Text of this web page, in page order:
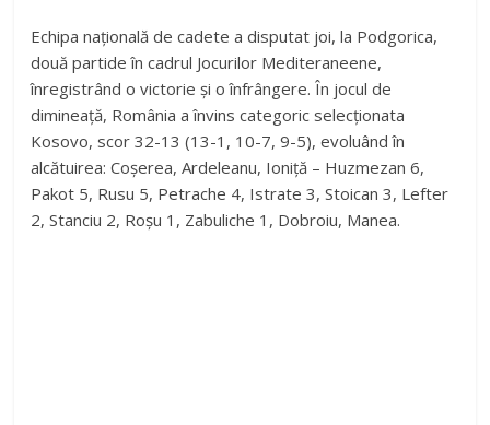
Echipa națională de cadete a disputat joi, la Podgorica,
două partide în cadrul Jocurilor Mediteraneene,
înregistrând o victorie și o înfrângere. În jocul de
dimineață, România a învins categoric selecționata
Kosovo, scor 32-13 (13-1, 10-7, 9-5), evoluând în
alcătuirea: Coșerea, Ardeleanu, Ioniță – Huzmezan 6,
Pakot 5, Rusu 5, Petrache 4, Istrate 3, Stoican 3, Lefter
2, Stanciu 2, Roșu 1, Zabuliche 1, Dobroiu, Manea.